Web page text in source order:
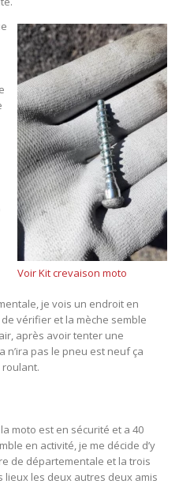
Voir Kit crevaison moto
je vois un endroit en
vérifier et la mèche semble
après avoir tenter une
n’ira pas le pneu est neuf ça
moto est en sécurité et a 40
en activité, je me décide d’y
de départementale et la trois
les deux autres deux amis